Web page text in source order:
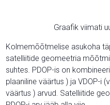
Graafik viimati
Kolmemõõtmelise asukoha
satelliitide geomeetria
suhtes. PDOP-is on
plaaniline väärtus ) ja VDOP-i
väärtus ) arvud. Satelliitide